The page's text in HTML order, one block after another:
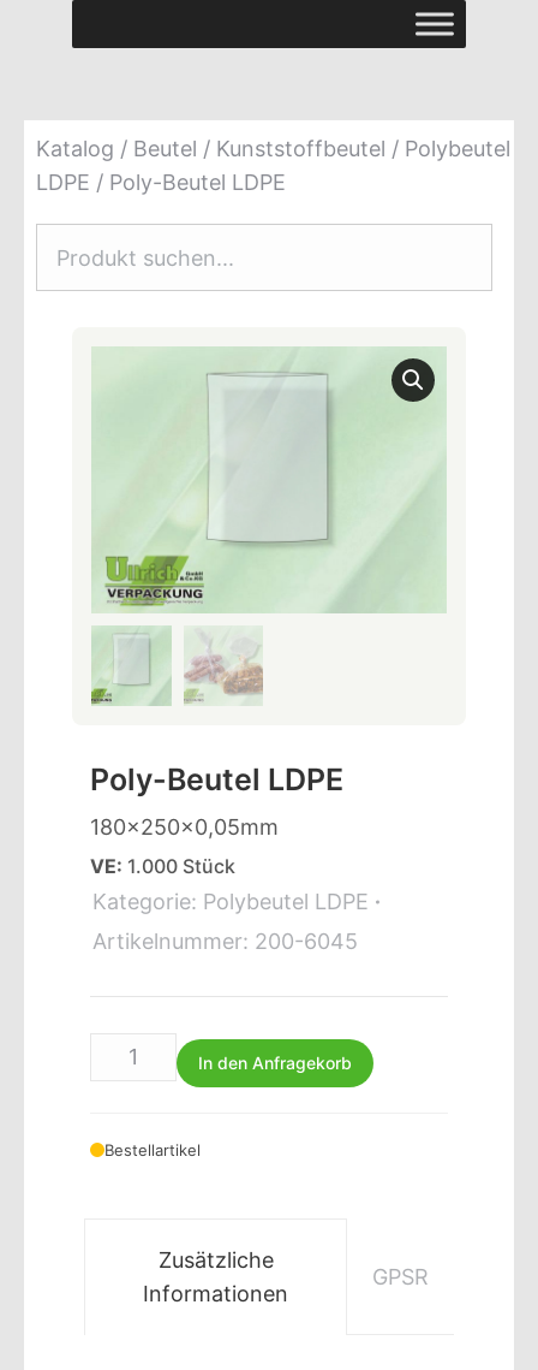
Katalog / Beutel / Kunststoffbeutel / Polybeutel
LDPE / Poly-Beutel LDPE
Poly-Beutel LDPE
180x250x0,05mm
VE: 1.000 Stück
Kategorie: Polybeutel LDPE
Artikelnummer: 200-6045
In den Anfragekorb
Bestellartikel
Zusätzliche
Informationen
GPSR